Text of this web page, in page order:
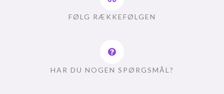
FØLG RÆKKEFØLGEN
HAR DU NOGEN SPØRGSMÅL?